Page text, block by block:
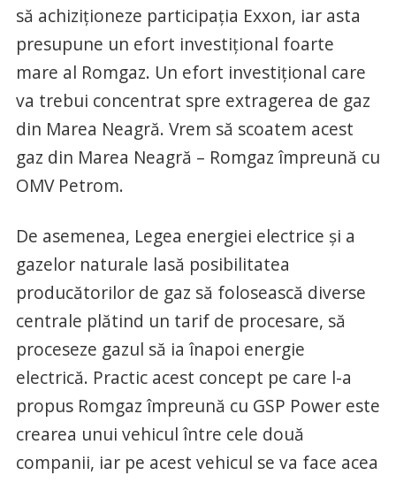
să achiziţioneze participaţia Exxon, iar asta
presupune un efort investiţional foarte
mare al Romgaz. Un efort investiţional care
va trebui concentrat spre extragerea de gaz
din Marea Neagră. Vrem să scoatem acest
gaz din Marea Neagră – Romgaz împreună cu
OMV Petrom.
De asemenea, Legea energiei electrice şi a
gazelor naturale lasă posibilitatea
producătorilor de gaz să folosească diverse
centrale plătind un tarif de procesare, să
proceseze gazul să ia înapoi energie
electrică. Practic acest concept pe care l-a
propus Romgaz împreună cu GSP Power este
crearea unui vehicul între cele două
companii, iar pe acest vehicul se va face acea